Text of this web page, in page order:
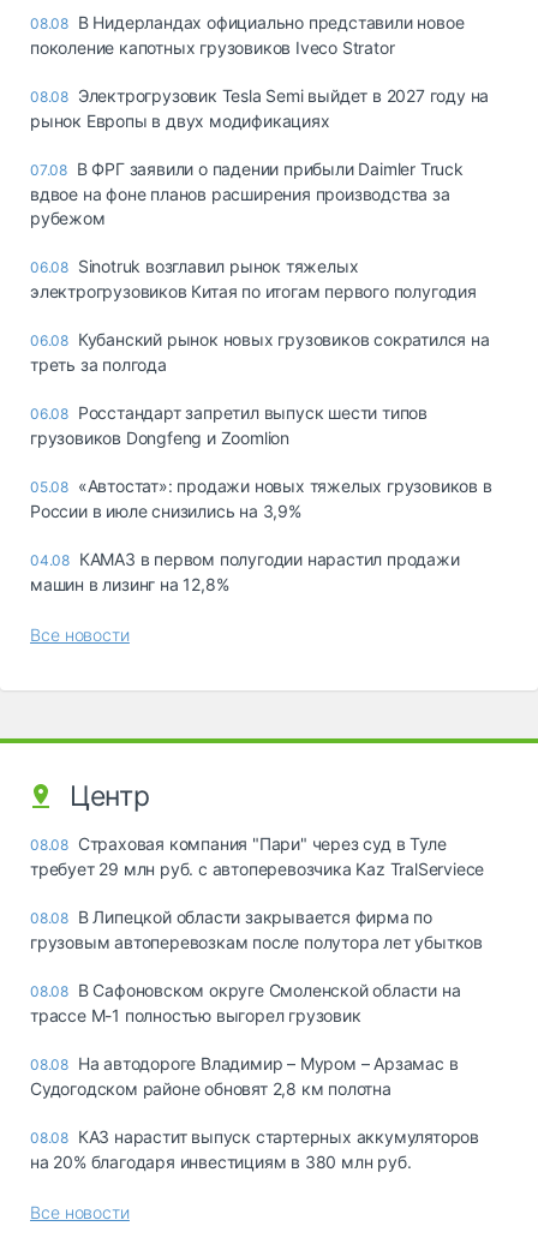
08.08 В Нидерландах официально представили новое
поколение капотных грузовиков Iveco Strator
08.08 Электрогрузовик Tesla Semi выйдет в 2027 году на
рынок Европы в двух модификациях
07.08 В ФРГ заявили о падении прибыли Daimler Truck
вдвое на фоне планов расширения производства за
рубежом
06.08 Sinotruk возглавил рынок тяжелых
электрогрузовиков Китая по итогам первого полугодия
06.08 Кубанский рынок новых грузовиков сократился на
треть за полгода
06.08 Росстандарт запретил выпуск шести типов
грузовиков Dongfeng и Zoomlion
05.08 «Автостат»: продажи новых тяжелых грузовиков в
России в июле снизились на 3,9%
04.08 КАМАЗ в первом полугодии нарастил продажи
машин в лизинг на 12,8%
Все новости
Центр
08.08 Страховая компания "Пари" через суд в Туле
требует 29 млн руб. с автоперевозчика Kaz TralServiece
08.08 В Липецкой области закрывается фирма по
грузовым автоперевозкам после полутора лет убытков
08.08 В Сафоновском округе Смоленской области на
трассе М-1 полностью выгорел грузовик
08.08 На автодороге Владимир – Муром – Арзамас в
Судогодском районе обновят 2,8 км полотна
08.08 КАЗ нарастит выпуск стартерных аккумуляторов
на 20% благодаря инвестициям в 380 млн руб.
Все новости